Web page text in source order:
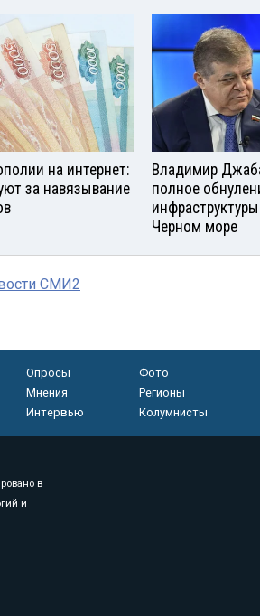
на интернет:
за навязывание
Владимир
полное
Черном море
СМИ2
Опросы
Фото
Мнения
Регионы
Интервью Колумнисты
в
и